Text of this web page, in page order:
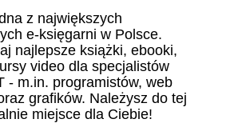
z największych
e-księgarni w Polsce.
najlepsze książki, ebooki,
video dla specjalistów
- m.in. programistów, web
grafików. Należysz do tej
miejsce dla Ciebie!